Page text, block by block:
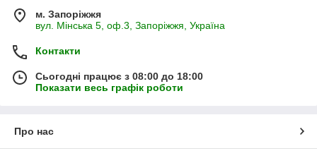
м. Запоріжжя
вул. Мінська 5, оф.3, Запоріжжя, Україна
Контакти
Сьогодні працює з 08:00 до 18:00
Показати весь графік роботи
Про нас